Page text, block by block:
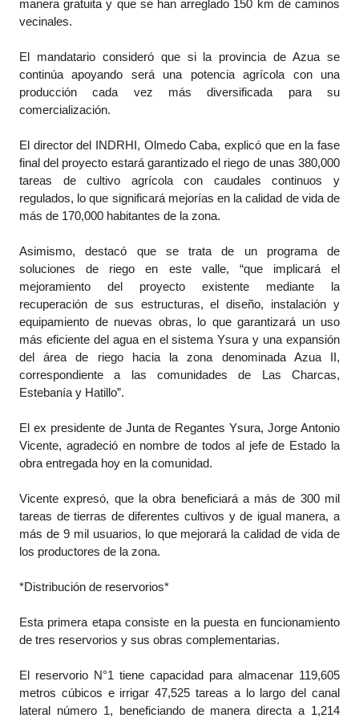
manera gratuita y que se han arreglado 150 km de caminos
vecinales.
El mandatario consideró que si la provincia de Azua se
continúa apoyando será una potencia agrícola con una
producción cada vez más diversificada para su
comercialización.
El director del INDRHI, Olmedo Caba, explicó que en la fase
final del proyecto estará garantizado el riego de unas 380,000
tareas de cultivo agrícola con caudales continuos y
regulados, lo que significará mejorías en la calidad de vida de
más de 170,000 habitantes de la zona.
Asimismo, destacó que se trata de un programa de
soluciones de riego en este valle, “que implicará el
mejoramiento del proyecto existente mediante la
recuperación de sus estructuras, el diseño, instalación y
equipamiento de nuevas obras, lo que garantizará un uso
más eficiente del agua en el sistema Ysura y una expansión
del área de riego hacia la zona denominada Azua II,
correspondiente a las comunidades de Las Charcas,
Estebanía y Hatillo”.
El ex presidente de Junta de Regantes Ysura, Jorge Antonio
Vicente, agradeció en nombre de todos al jefe de Estado la
obra entregada hoy en la comunidad.
Vicente expresó, que la obra beneficiará a más de 300 mil
tareas de tierras de diferentes cultivos y de igual manera, a
más de 9 mil usuarios, lo que mejorará la calidad de vida de
los productores de la zona.
*Distribución de reservorios*
Esta primera etapa consiste en la puesta en funcionamiento
de tres reservorios y sus obras complementarias.
El reservorio N°1 tiene capacidad para almacenar 119,605
metros cúbicos e irrigar 47,525 tareas a lo largo del canal
lateral número 1, beneficiando de manera directa a 1,214